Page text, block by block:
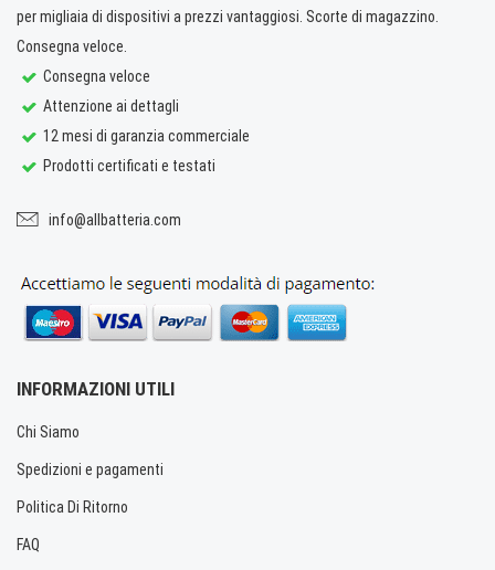
per migliaia di dispositivi a prezzi vantaggiosi. Scorte di magazzino.
Consegna veloce.
Consegna veloce
Attenzione ai dettagli
12 mesi di garanzia commerciale
Prodotti certificati e testati
info@allbatteria.com
INFORMAZIONI UTILI
Chi Siamo
Spedizioni e pagamenti
Politica Di Ritorno
FAQ